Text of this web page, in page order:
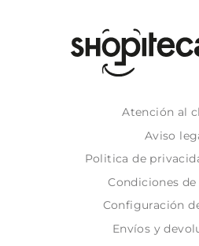
Atención al
Aviso
Politica de
Condiciones
Configuración
Envíos y